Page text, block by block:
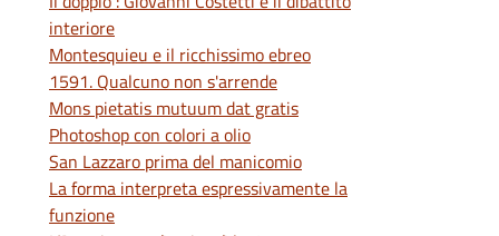
interiore
Montesquieu e il ricchissimo ebreo
1591. Qualcuno non s'arrende
Mons pietatis mutuum dat gratis
Photoshop con colori a olio
San Lazzaro prima del manicomio
La forma interpreta espressivamente la
funzione